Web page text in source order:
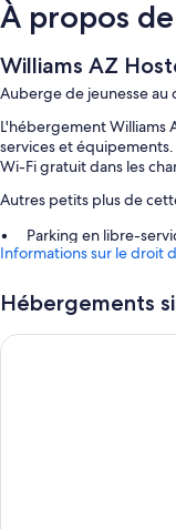
À propos
Williams AZ
Auberge de jeunesse
L'hébergement Williams
services et
Wi-Fi gratuit dans les
Autres petits plus de
Parking en libre-
Hébergement non-
Caractéristiques des
Toutes les chambres de
Informations sur le droit
Hébergements
Motel 6 Williams, AZ